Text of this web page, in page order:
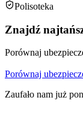
Polisoteka
Znajdź
Porównaj
Porównaj
Zaufało nam już